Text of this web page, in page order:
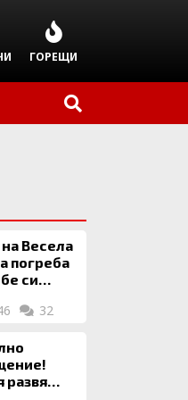
ГОРЕЩИ
Весела
погреба
си
32
развя